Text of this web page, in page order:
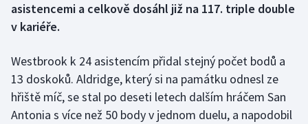
Futsal
Gymnastika
Házená
asistencemi a celkově dosáhl již na 117. triple double
v kariéře.
Westbrook k 24 asistencím přidal stejný počet bodů a
13 doskoků. Aldridge, který si na památku odnesl ze
hřiště míč, se stal po deseti letech dalším hráčem San
Antonia s více než 50 body v jednom duelu, a napodobil